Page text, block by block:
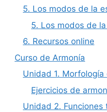
5. Los modos de la
5. Los modos de
6. Recursos online
Curso de Armonía
Unidad 1.
Ejercicios de
Unidad 2. Funciones